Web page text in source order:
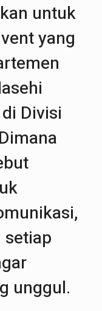
untuk
yang
Divisi
unggul.